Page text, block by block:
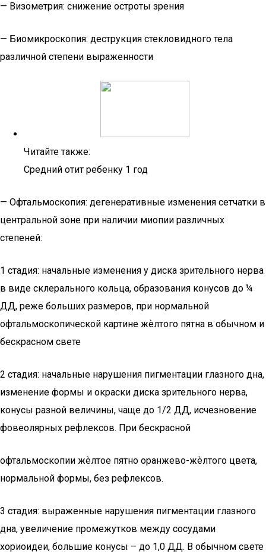
— Визометрия: снижение остроты зрения
— Биомикроскопия: деструкция стекловидного тела
различной степени выраженности
Читайте также:
Средний отит ребенку 1 год
— Офтальмоскопия: дегенеративные изменения сетчатки в
центральной зоне при наличии миопии различных
степеней:
1 стадия: начальные изменения у диска зрительного нерва
в виде склерального кольца, образования конусов до ¼
ДД, реже больших размеров, при нормальной
офтальмоскопической картине жѐлтого пятна в обычном и
бескрасном свете
2 стадия: начальные нарушения пигментации глазного дна,
изменение формы и окраски диска зрительного нерва,
конусы разной величины, чаще до 1/2 ДД, исчезновение
фовеолярных рефлексов. При бескрасной
офтальмоскопии жѐлтое пятно оранжево-жѐлтого цвета,
нормальной формы, без рефлексов.
3 стадия: выраженные нарушения пигментации глазного
дна, увеличение промежутков между сосудами
хориоидеи, большие конусы – до 1,0 ДД. В обычном свете